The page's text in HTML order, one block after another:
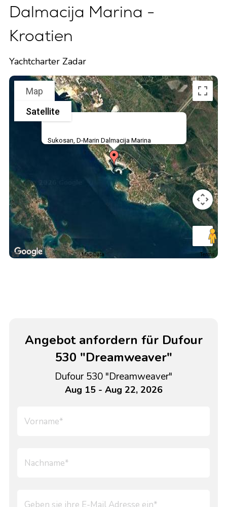
Dalmacija Marina -
Kroatien
Yachtcharter Zadar
Sukosan, D-Marin Dalmacija Marina
Map
Satellite
Map Data Terms
Angebot anfordern für Dufour
530 "Dreamweaver"
Dufour 530 "Dreamweaver"
Aug 15 - Aug 22, 2026